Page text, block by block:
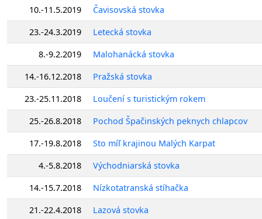
10.-11.5.2019
Čavisovská stovka
23.-24.3.2019
Letecká stovka
8.-9.2.2019
Malohanácká stovka
14.-16.12.2018
Pražská stovka
23.-25.11.2018
Loučení s turistickým rokem
25.-26.8.2018
Pochod Špačinských peknych chlapcov
17.-19.8.2018
Sto míľ krajinou Malých Karpat
4.-5.8.2018
Východniarská stovka
14.-15.7.2018
Nízkotatranská stíhačka
21.-22.4.2018
Lazová stovka